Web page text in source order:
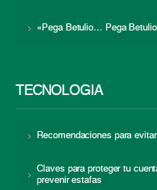
«Pega Betulio… Pega
TECNOLOGÍA
Recomendaciones para
Claves para proteger tu
prevenir estafas